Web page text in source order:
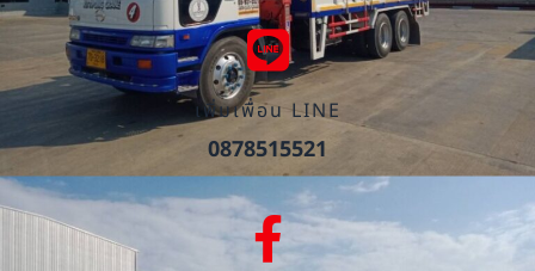
เพิ่มเพื่อน LINE
0878515521